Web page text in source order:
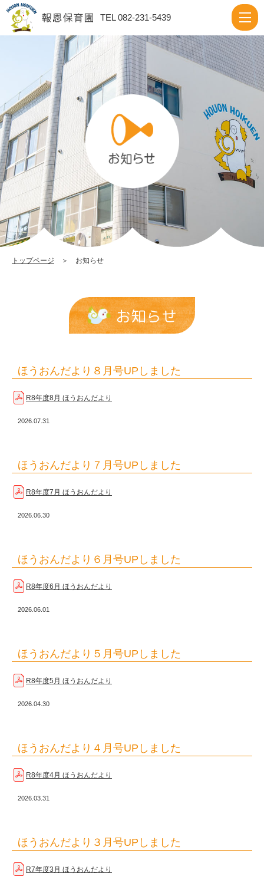
お
知
ら
せ
|
恩
保
育
園
TEL 082-231-5439
トップページ ＞ お知らせ
お知らせ
ほうおんだより８月号UPしました
R8年度8月 ほうおんだより
2026.07.31
ほうおんだより７月号UPしました
R8年度7月 ほうおんだより
2026.06.30
ほうおんだより６月号UPしました
R8年度6月 ほうおんだより
2026.06.01
ほうおんだより５月号UPしました
R8年度5月 ほうおんだより
2026.04.30
ほうおんだより４月号UPしました
R8年度4月 ほうおんだより
2026.03.31
ほうおんだより３月号UPしました
R7年度3月 ほうおんだより